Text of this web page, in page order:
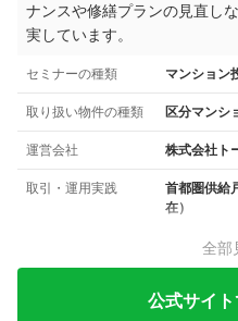
ナンスや修繕プランの見直し
実しています。
セミナーの種類 マンション
取り扱い物件の種類 区分マンシ
運営会社 株式会社ト
取引・運用実践
首都圏供給
在）
全部
公式サイ